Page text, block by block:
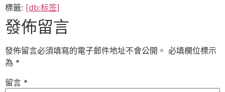
標籤: [db:标签]
發佈留言
發佈留言必須填寫的電子郵件地址不會公開。 必填欄位標示
為 *
留言 *